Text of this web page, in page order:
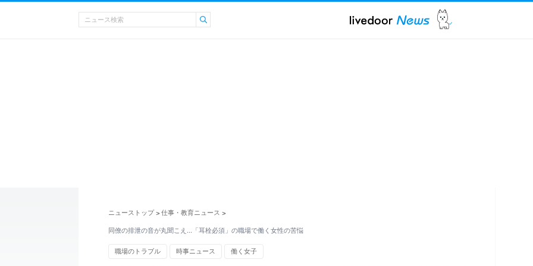
ニューストップ > 仕事・教育ニュース >
同僚の排泄の音が丸聞こえ…「耳栓必須」の職場で働く女性の苦悩
職場のトラブル 時事ニュース 働く女子